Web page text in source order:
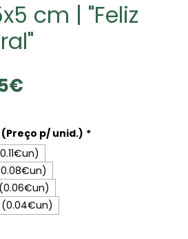
cm | "Feliz
oferta
p/ unid.) *
(0.04€un)